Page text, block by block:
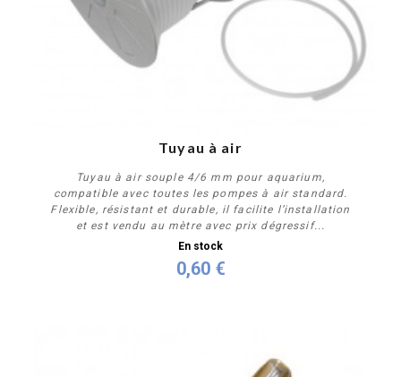
Tuyau à air
Tuyau à air souple 4/6 mm pour aquarium,
compatible avec toutes les pompes à air standard.
Flexible, résistant et durable, il facilite l’installation
et est vendu au mètre avec prix dégressif...
En stock
0,60 €